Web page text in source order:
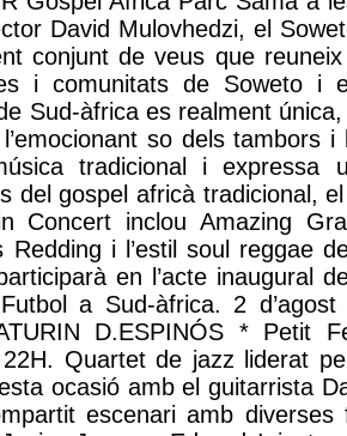
David Mulovhedzi, el
conjunt de veus que
i comunitats de Soweto i
Sud-àfrica es realment
so dels tambors
tradicional i expressa
del gospel africà tradicional,
Concert inclou Amazing
Redding i l’estil soul reggae
en l’acte inaugural
a Sud-àfrica. 2
D.ESPINÓS * Petit
Quartet de jazz liderat
ocasió amb el guitarrista
escenari amb